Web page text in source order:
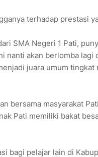
terhadap prestasi
SMA Negeri 1 Pati,
nanti akan berlomba lagi
juara umum tingkat
bersama masyarakat
Pati memiliki bakat
bagi pelajar lain di